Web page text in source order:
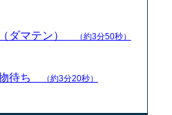
ダマテン） （約3分50秒）
待ち （約3分20秒）